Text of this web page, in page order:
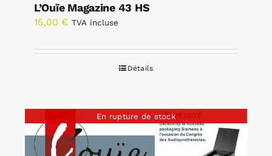
L’Ouïe Magazine 43 HS
15,00 € TVA incluse
Détails
En rupture de stock